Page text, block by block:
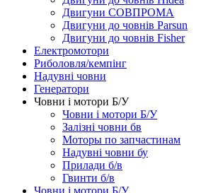
Двигуни СОВПРОМА
Двигуни до човнів Parsun
Двигуни до човнів Fisher
Електромотори
Риболовля/кемпінг
Надувні човни
Генератори
Човни і мотори Б/У
Човни і мотори Б/У
Залізні човни бв
Моторы по запчастинам
Надувні човни бу
Прилади б/в
Гвинти б/в
Човни і мотори Б/У